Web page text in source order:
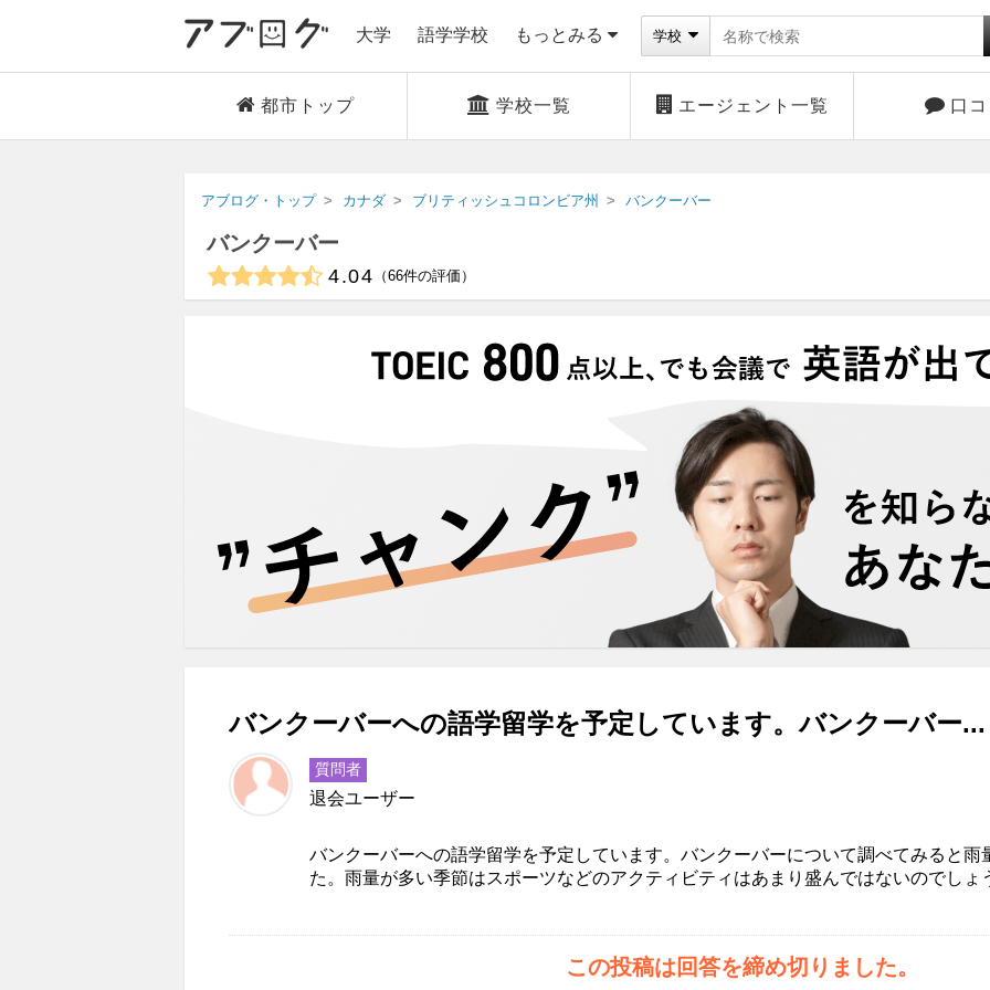
大学 語学学校 もっとみる 学校
都市トップ 学校一覧 エージェント一覧 口
アブログ・トップ カナダ ブリティッシュコロンビア州 バンクーバー
バンクーバー
4.04 66件の評価
バンクーバーへの語学留学を予定しています。バンクーバー...
質問者
退会ユーザー
バンクーバーへの語学留学を予定しています。バンクーバーについて調べてみると雨
た。雨量が多い季節はスポーツなどのアクティビティはあまり盛んではないのでしょ
この投稿は回答を締め切りました。